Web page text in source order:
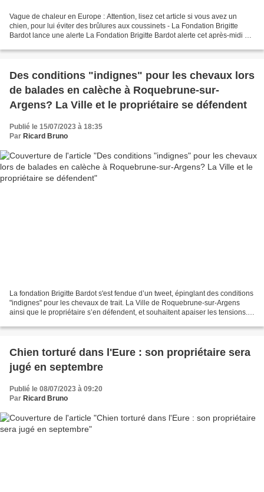
Vague de chaleur en Europe : Attention, lisez cet article si vous avez un
chien, pour lui éviter des brûlures aux coussinets - La Fondation Brigitte
Bardot lance une alerte La Fondation Brigitte Bardot alerte cet après-midi sur
Des conditions "indignes" pour les chevaux lors
de balades en calèche à Roquebrune-sur-
Argens? La Ville et le propriétaire se défendent
Publié le 15/07/2023 à 18:35
Par Ricard Bruno
La fondation Brigitte Bardot s'est fendue d’un tweet, épinglant des conditions
"indignes" pour les chevaux de trait. La Ville de Roquebrune-sur-Argens
ainsi que le propriétaire s’en défendent, et souhaitent apaiser les tensions.
Chien torturé dans l'Eure : son propriétaire sera
jugé en septembre
Publié le 08/07/2023 à 09:20
Par Ricard Bruno